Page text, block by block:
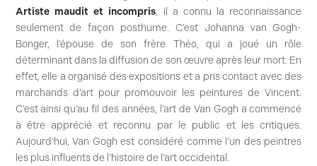
Artiste maudit et incompris, il a connu la reconnaissance
seulement de façon posthume. C’est Johanna van Gogh-
Bonger, l’épouse de son frère Théo, qui a joué un rôle
déterminant dans la diffusion de son œuvre après leur mort. En
effet, elle a organisé des expositions et a pris contact avec des
marchands d’art pour promouvoir les peintures de Vincent.
C’est ainsi qu’au fil des années, l’art de Van Gogh a commencé
à être apprécié et reconnu par le public et les critiques.
Aujourd’hui, Van Gogh est considéré comme l’un des peintres
les plus influents de l’histoire de l’art occidental.